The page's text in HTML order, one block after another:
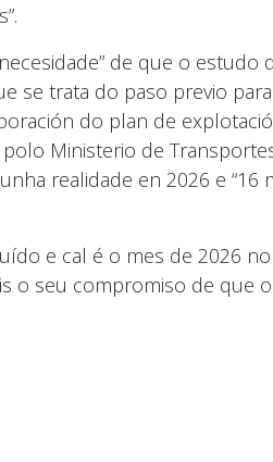
de que o estudo
se trata do paso previo
do plan de
Ministerio de
realidade en 2026 e “16
e cal é o mes de 2026
o seu compromiso de que o